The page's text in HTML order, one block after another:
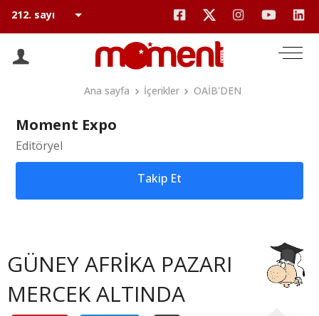
Ana sayfa İçerikler OAİB'DEN
Moment Expo
Editöryel
Takip Et
GÜNEY AFRİKA PAZARI
MERCEK ALTINDA